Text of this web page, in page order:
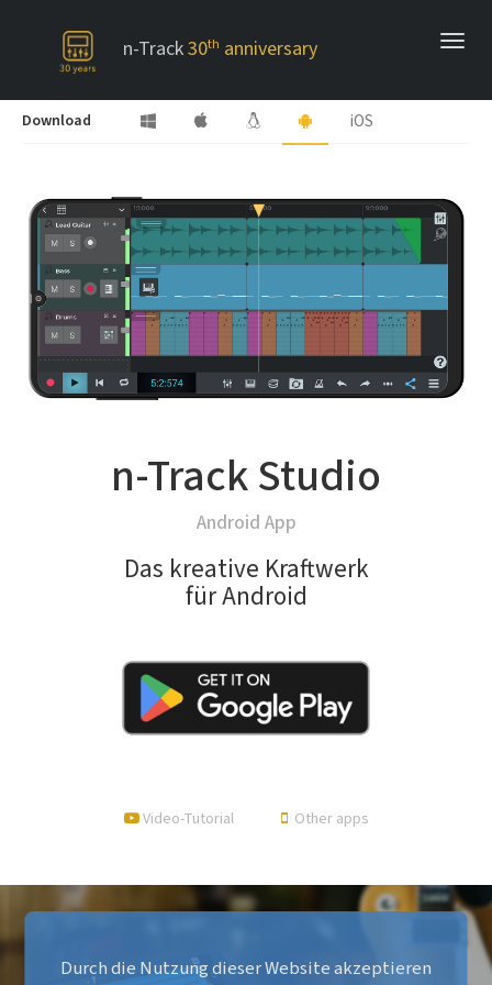
n-Track30th anniversary
Download iOS
n-Track Studio
Android App
Das kreative Kraftwerk
für Android
Video-Tutorial Other apps
Durch die Nutzung dieser Website akzeptieren